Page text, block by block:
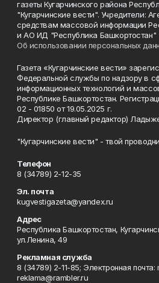
газеты Кугарчинского района
"Кугарчинские вести". Учредители:
средствам массовой информации
и АО ИД "Республика Башкортостан"
Об использовании персональных
Газета «Кугарчинские вести»
Федеральной службы по надзору в
информационных технологий и
Республике Башкортостан.
02 - 01850 от 19.05.2025 г.
Директор (главный редактор)
"Кугарчинские вести" - твой
Телефон
8 (34789) 2-12-35
Эл. почта
kugvestigazeta@yandex.ru
Адрес
Республика Башкортостан,
ул.Ленина, 49
Рекламная служба
8 (34789) 2-11-85; Электронная почта:
reklama@rambler.ru